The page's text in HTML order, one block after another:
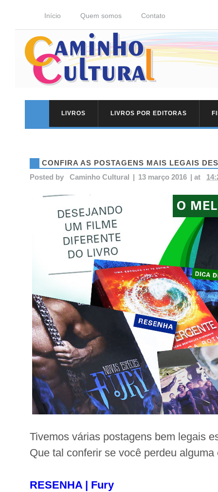
Início Quem somos Contato
LIVROS LIVROS POR EDITORAS
CONFIRA AS POSTAGENS MAIS LEGAIS
Posted by
Caminho Cultural | 13 março 2016 | at
Tivemos várias postagens bem legais
Que tal conferir se você perdeu
RESENHA | Fury